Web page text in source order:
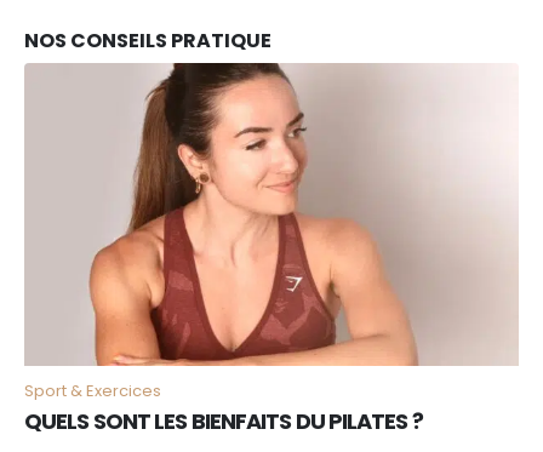
NOS CONSEILS PRATIQUE
Sport & Exercices
QUELS SONT LES BIENFAITS DU PILATES ?